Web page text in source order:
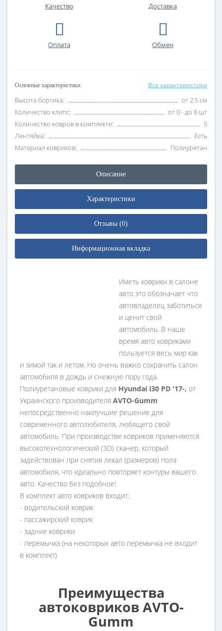
Качество Доставка
Оплата Обмен
Основные характеристики Все характеристики
Высота бортика:
от 2.5 см
Количество клипс:
от 0 - до 8 шт
Количество ковров в комплекте:
5
Лентяйка:
Есть
Материал ковриков:
Полиуретан
Описание
Характеристики
Отзывы (0)
Информационная вкладка
Иметь коврики в салоне
авто это обозначает что
автовладелец заботиться
и ценит свой
автомобиль. В наше
время авто ковриками
пользуется весь мир как
и зимой так и летом. Но очень важно сохранить салон
автомобиля в дождь и снежную пору года.
Полиуретановые коврики для Hyundai i30 PD '17-, от
Украинского производителя AVTO-Gumm
непосредственно наилучшие решение для
современного автолюбителя, любящего свой
автомобиль. При производстве ковриков применяются
высокотехнологический (3D) сканер, который
задействован при снятия лекал (размеров) пола
автомобиля, что идеально повторяет контуры вашего
авто. Качество без подобное!
В комплект авто ковриков входит:
- водительский коврик
- пассажирский коврик
- задние коврики
- перемычка (на некоторых авто перемычка не входит
в комплект)
Преимущества
автоковриков AVTO-
Gumm